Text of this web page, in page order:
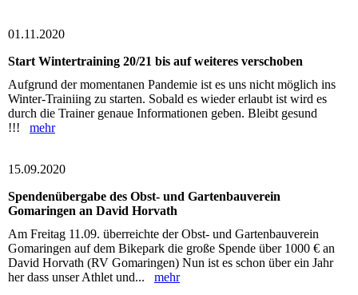
01.11.2020
Start Wintertraining 20/21 bis auf weiteres verschoben
Aufgrund der momentanen Pandemie ist es uns nicht möglich ins
Winter-Trainiing zu starten. Sobald es wieder erlaubt ist wird es
durch die Trainer genaue Informationen geben. Bleibt gesund
!!! mehr
15.09.2020
Spendenübergabe des Obst- und Gartenbauverein
Gomaringen an David Horvath
Am Freitag 11.09. überreichte der Obst- und Gartenbauverein
Gomaringen auf dem Bikepark die große Spende über 1000 € an
David Horvath (RV Gomaringen) Nun ist es schon über ein Jahr
her dass unser Athlet und... mehr